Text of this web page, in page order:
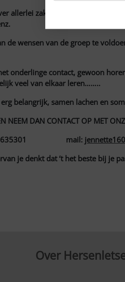
allerlei zaken wat ons
de wensen van de groep te
onderlinge contact, gewoon
veel van elkaar leren……..
belangrijk, samen lachen en
NEEM DAN CONTACT OP MET
635301 mail:
je denkt dat ‘t het beste bij je
Over